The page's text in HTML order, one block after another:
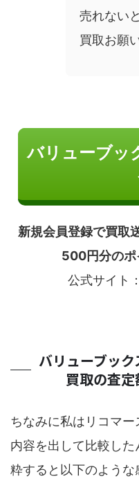
売れない
買取お願
バリューブッ
新規会員登録で買取
500円分のポ
公式サイト：
バリューブッ
買取の査
ちなみに私はリコマ
内容を出して比較し
粋すると以下のような